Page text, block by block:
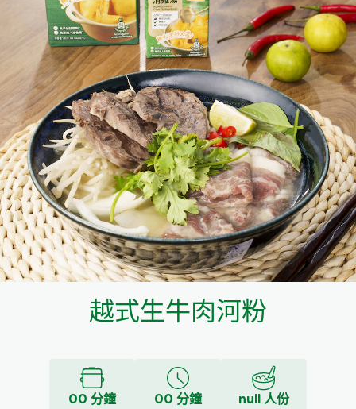
料理方式
季節節慶
多國料理
料理種類
家樂牌雞粉
家樂牌鮮菇粉
家樂牌濃湯寶
家樂牌雞汁
家樂牌快熟通心粉
家樂牌鮮露
家樂牌鷹粟粉
家樂牌雞湯粒
甚麼是愛環境食材
愛環境食材名單
愛環境食材食譜
愛環境食材篩選條件
越式生牛肉河粉
00 分鐘 00 分鐘 null 人份